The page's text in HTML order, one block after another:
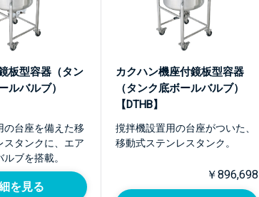
板型容器（タン
ルバルブ）
の台座を備えた移
スタンクに、エア
ブを搭載。
を見る
カクハン機座付鏡板型容器
（タンク底ボールバルブ）
【DTHB】
撹拌機設置用の台座がついた、
移動式ステンレスタンク。
￥896,698